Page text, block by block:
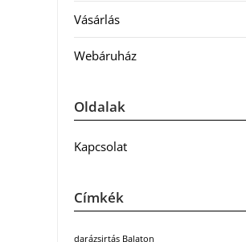
Vásárlás
Webáruház
Oldalak
Kapcsolat
Címkék
darázsirtás Balaton